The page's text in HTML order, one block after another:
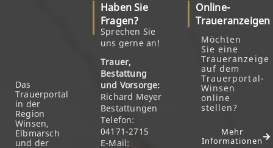
Das
Trauerportal
in der
Region
Winsen,
Elbmarsch
und der
Haben Sie
Fragen?
Sprechen Sie
uns gerne an!
Trauer,
Bestattung
und Vorsorge:
Richard Meyer
Bestattungen
Telefon:
04171-2715
E-Mail:
Online-
Traueranzeigen
Möchten
Sie eine
Traueranzeige
auf dem
Trauerportal-
Winsen
online
stellen?
Mehr
Informationen